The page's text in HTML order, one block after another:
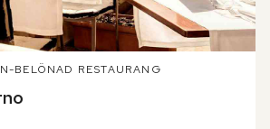
BELÖNAD RESTAURANG